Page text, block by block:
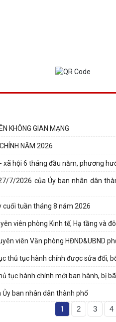
KHÔNG GIAN MẠNG
NĂM 2026
xã hội 6 tháng đầu năm, phương
7/2026 của Ủy ban nhân dân
cuối tuần tháng 8 năm 2026
viên phòng Kinh tế, Hạ tầng và
viên Văn phòng HĐND&UBND
thủ tục hành chính được sửa đổi,
tục hành chính mới ban hành, bị
ban nhân dân thành phố
1 2 3 4